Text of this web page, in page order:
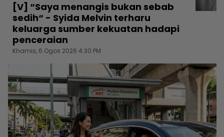
[V] “Saya menangis bukan sebab
sedih“ - Syida Melvin terharu
keluarga sumber kekuatan hadapi
penceraian
Khamis, 6 Ogos 2026 4:30 PM